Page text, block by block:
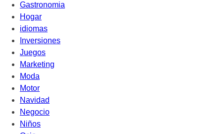
Gastronomia
Hogar
idiomas
Inversiones
Juegos
Marketing
Moda
Motor
Navidad
Negocio
Niños